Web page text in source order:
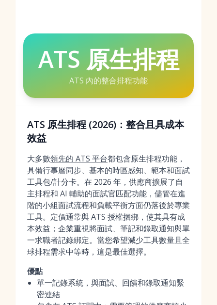
ATS 原生排程
ATS 內的整合排程功能
ATS 原生排程 (2026)：整合且具成本
效益
大多數領先的 ATS 平台都包含原生排程功能，
具備行事曆同步、基本的時區感知、範本和面試
工具包/計分卡。在 2026 年，供應商擴展了自
主排程和 AI 輔助的面試官匹配功能，儘管在進
階的小組面試流程和負載平衡方面仍落後於專業
工具。定價通常與 ATS 授權捆綁，使其具有成
本效益；企業重視將面試、筆記和錄取通知與單
一求職者記錄綁定。當您希望減少工具數量且全
球排程需求中等時，這是最佳選擇。
優點
單一記錄系統，與面試、回饋和錄取通知緊
密連結